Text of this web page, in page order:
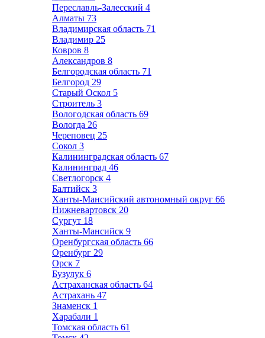
Переславль-Залесский 4
Алматы 73
Владимирская область 71
Владимир 25
Ковров 8
Александров 8
Белгородская область 71
Белгород 29
Старый Оскол 5
Строитель 3
Вологодская область 69
Вологда 26
Череповец 25
Сокол 3
Калининградская область 67
Калининград 46
Светлогорск 4
Балтийск 3
Ханты-Мансийский автономный округ 66
Нижневартовск 20
Сургут 18
Ханты-Мансийск 9
Оренбургская область 66
Оренбург 29
Орск 7
Бузулук 6
Астраханская область 64
Астрахань 47
Знаменск 1
Харабали 1
Томская область 61